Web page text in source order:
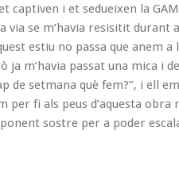
i et sedueixen la GAM
via se m’havia resisitit durant
estiu no passa que anem a
ja m’havia passat una mica i
de setmana què fem?”, i ell
per fi als peus d’aquesta obra
sostre per a poder